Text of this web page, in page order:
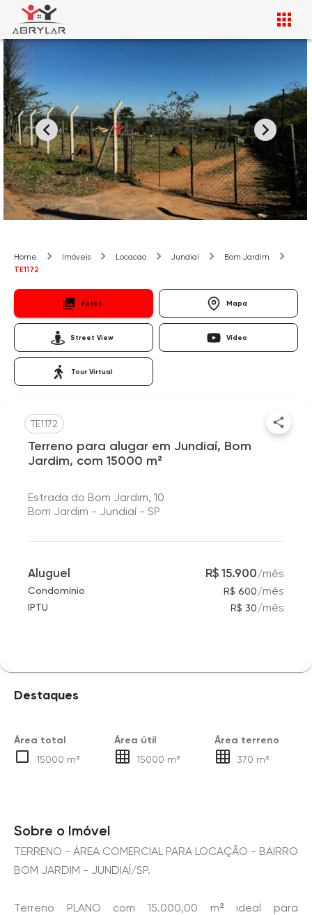
Home Imóveis Locacao Jundiaí
Bom Jardim
TE1172
Fotos Mapa
Street View Vídeo
Tour Virtual
TE1172
Terreno para alugar em Jundiaí, Bom
Jardim, com 15000 m²
Estrada do Bom Jardim, 10
Bom Jardim - Jundiaí - SP
Aluguel R$ 15.900/mês
Condomínio R$ 600/mês
IPTU R$ 30/mês
Destaques
Área total
15000 m²
Área útil
15000 m²
Área terreno
370 m²
Sobre o Imóvel
TERRENO - ÁREA COMERCIAL PARA LOCAÇÃO - BAIRRO
BOM JARDIM - JUNDIAÍ/SP.
Terreno PLANO com 15.000,00 m² ideal para